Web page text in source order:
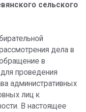
сельского
дела в
в
проведения
административных
лиц к
В настоящее